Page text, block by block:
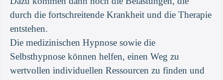
durch die fortschreitende Krankheit und die Therapie
entstehen.
Die medizinischen Hypnose sowie die
Selbsthypnose können helfen, einen Weg zu
wertvollen individuellen Ressourcen zu finden und